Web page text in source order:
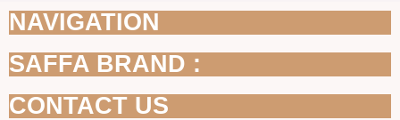
NAVIGATION
SAFFA BRAND :
CONTACT US